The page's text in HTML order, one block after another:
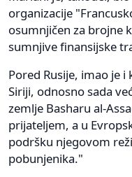
organizacije
osumnjičen za brojne
sumnjive finansijske
Pored Rusije, imao je
Siriji, odnosno sada
zemlje Basharu al-
prijateljem, a u
podršku njegovom
pobunjenika."